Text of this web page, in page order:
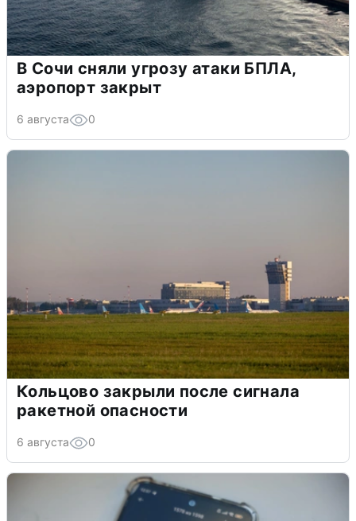
В Сочи сняли угрозу атаки БПЛА,
аэропорт закрыт
6 августа 0
Кольцово закрыли после сигнала
ракетной опасности
6 августа 0